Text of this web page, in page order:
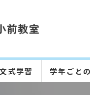
式学習 学年ごと